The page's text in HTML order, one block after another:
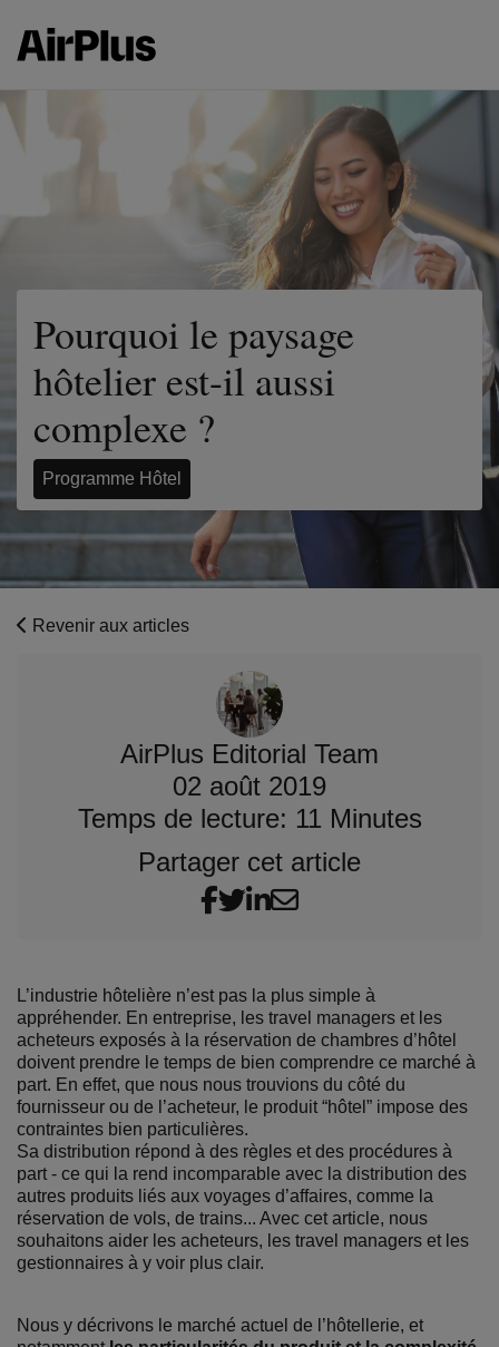
Pourquoi le paysage
hôtelier est-il aussi
complexe ?
Programme Hôtel
Revenir aux articles
AirPlus Editorial Team
02 août 2019
Temps de lecture: 11 Minutes
Partager cet article
L’industrie hôtelière n’est pas la plus simple à
appréhender. En entreprise, les travel managers et les
acheteurs exposés à la réservation de chambres d’hôtel
doivent prendre le temps de bien comprendre ce marché à
part. En effet, que nous nous trouvions du côté du
fournisseur ou de l’acheteur, le produit “hôtel” impose des
contraintes bien particulières.
Sa distribution répond à des règles et des procédures à
part - ce qui la rend incomparable avec la distribution des
autres produits liés aux voyages d’affaires, comme la
réservation de vols, de trains... Avec cet article, nous
souhaitons aider les acheteurs, les travel managers et les
gestionnaires à y voir plus clair.
Nous y décrivons le marché actuel de l’hôtellerie, et